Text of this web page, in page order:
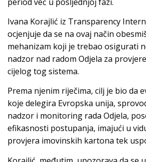
Ivana Korajlić iz Transparency
ocjenjuje da se na ovaj način
mehanizam koji je trebao osigurati
nadzor nad radom Odjela za
cijelog tog sistema.
Prema njenim riječima, cilj je bio da
koje delegira Evropska unija,
nadzor i monitoring rada Odjela,
efikasnosti postupanja, imajući u
provjera imovinskih kartona tek